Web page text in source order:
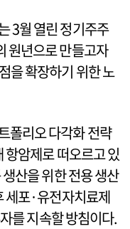
3월 열린 정기주주
원년으로 만들고자
을 확장하기 위한 노
폴리오 다각화 전략
항암제로 떠오르고 있
산을 위한 전용 생산
세포·유전자치료제
를 지속할 방침이다.